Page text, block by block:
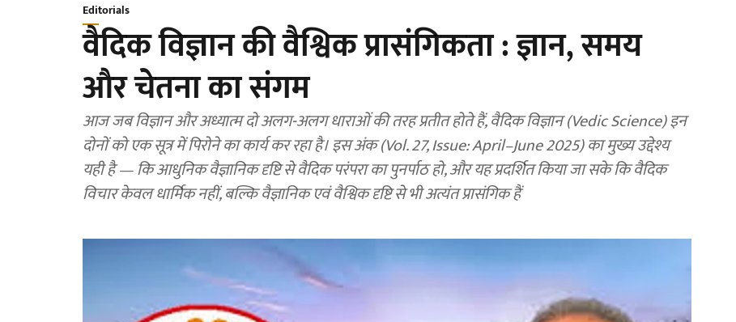
Editorials
वैदिक विज्ञान की वैश्विक प्रासंगिकता : ज्ञान, समय
और चेतना का संगम
आज जब विज्ञान और अध्यात्म दो अलग-अलग धाराओं की तरह प्रतीत होते हैं, वैदिक विज्ञान (Vedic Science) इन
दोनों को एक सूत्र में पिरोने का कार्य कर रहा है। इस अंक (Vol. 27, Issue: April–June 2025) का मुख्य उद्देश्य
यही है — कि आधुनिक वैज्ञानिक दृष्टि से वैदिक परंपरा का पुनर्पाठ हो, और यह प्रदर्शित किया जा सके कि वैदिक
विचार केवल धार्मिक नहीं, बल्कि वैज्ञानिक एवं वैश्विक दृष्टि से भी अत्यंत प्रासंगिक हैं